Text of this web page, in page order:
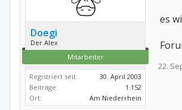
Doegi
Der Alex
Mitarbeiter
Registriert seit:
30. April 2003
Beiträge:
1.152
Ort:
Am Niederrhein
es
22.